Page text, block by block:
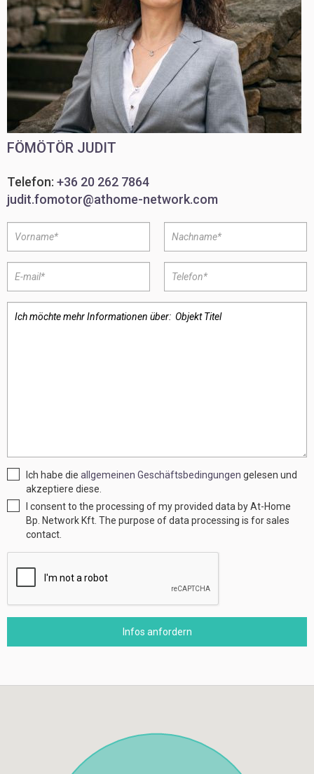
FÖMÖTÖR JUDIT
Telefon: +36 20 262 7864
judit.fomotor@athome-network.com
Ich habe dieallgemeinen Geschäftsbedingungen gelesen und
akzeptiere diese.
I consent to the processing of my provided data by At-Home
Bp. Network Kft. The purpose of data processing is for sales
contact.
Infos anfordern